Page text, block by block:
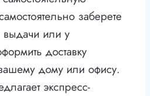
заберете
выдачи или у
доставку
дому или офису.
экспресс-